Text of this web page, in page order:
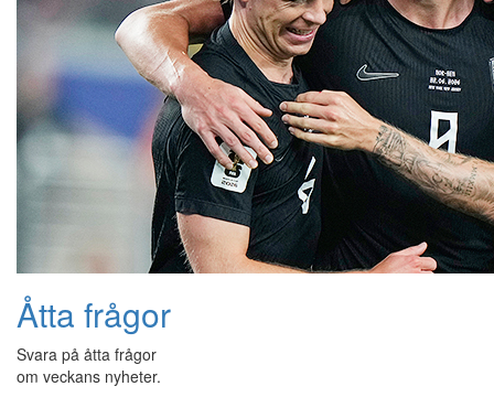
Åtta frågor
Svara på åtta frågor
om veckans nyheter.